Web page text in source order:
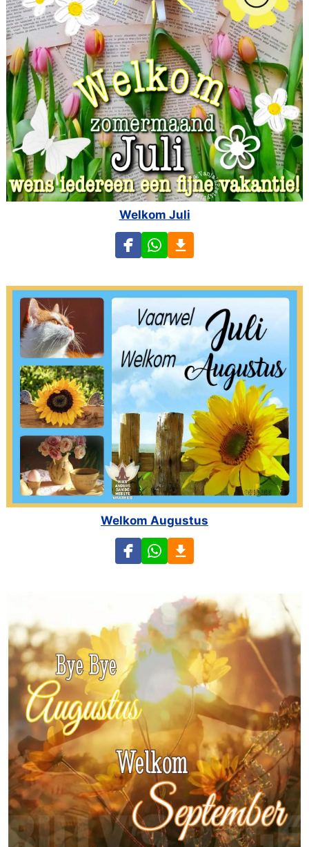
Welkom Juli
Welkom Augustus